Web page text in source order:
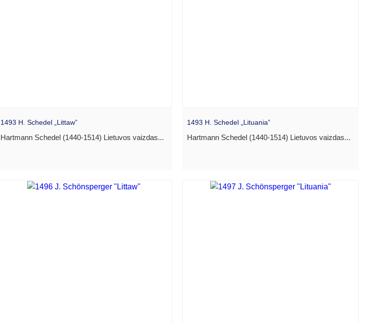
1493 H. Schedel „Littaw”
Hartmann Schedel (1440-1514) Lietuvos vaizdas...
1493 H. Schedel „Lituania”
Hartmann Schedel (1440-1514) Lietuvos vaizdas...